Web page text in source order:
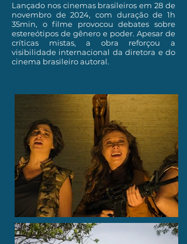
Lançado nos cinemas brasileiros em 28 de
novembro de 2024, com duração de 1h
35min, o filme provocou debates sobre
estereótipos de gênero e poder. Apesar de
críticas mistas, a obra reforçou a
visibilidade internacional da diretora e do
cinema brasileiro autoral.